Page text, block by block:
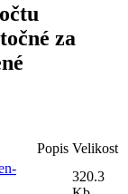
za
Popis Velikost
320.3